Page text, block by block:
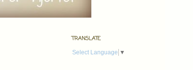
TRANSLATE
Select Language ▼